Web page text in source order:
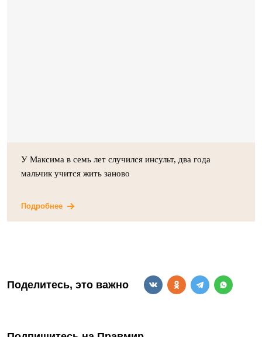
У Максима в семь лет случился инсульт, два года
мальчик учится жить заново
Подробнее
Поделитесь, это важно